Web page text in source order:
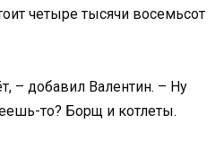
четыре тысячи восемьсот
– добавил Валентин. – Ну
то? Борщ и котлеты.